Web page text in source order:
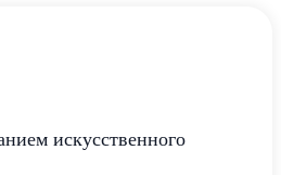
искусственного